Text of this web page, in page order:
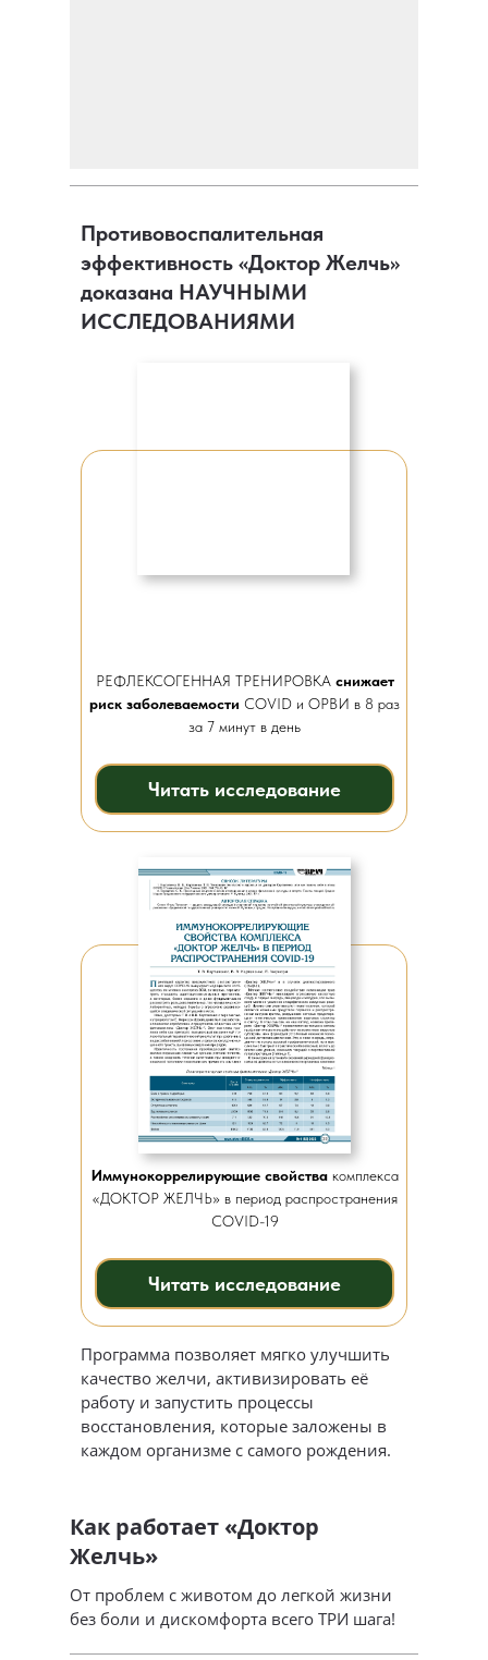
Противовоспалительная
эффективность «Доктор Желчь»
доказана НАУЧНЫМИ
ИССЛЕДОВАНИЯМИ
Иммунокоррелирующие свойства комплекса
«ДОКТОР ЖЕЛЧЬ» в период распространения
COVID-19
Читать исследование
РЕФЛЕКСОГЕННАЯ ТРЕНИРОВКА снижает
риск заболеваемости COVID и ОРВИ в 8 раз
за 7 минут в день
Читать исследование
Программа позволяет мягко улучшить
качество желчи, активизировать её
работу и запустить процессы
восстановления, которые заложены в
каждом организме с самого рождения.
Как работает «Доктор
Желчь»
От проблем с животом до легкой жизни
без боли и дискомфорта всего ТРИ шага!